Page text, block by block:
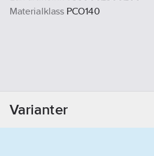
Materialklass PCO140
Varianter